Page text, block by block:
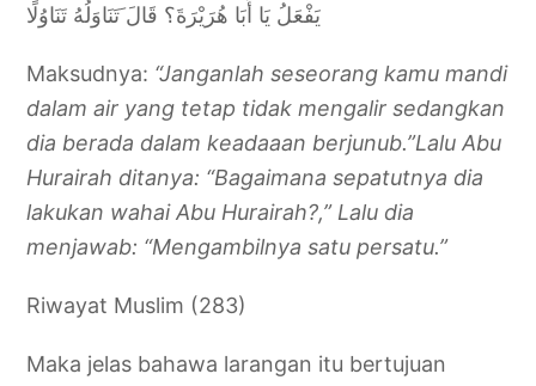
يَفْعَلُ يَا أَبَا هُرَيْرَةَ؟ قَالَ َتَنَاوَلُهُ تَنَاوُلًا
Maksudnya: “Janganlah seseorang kamu mandi
dalam air yang tetap tidak mengalir sedangkan
dia berada dalam keadaaan berjunub.”Lalu Abu
Hurairah ditanya: “Bagaimana sepatutnya dia
lakukan wahai Abu Hurairah?,” Lalu dia
menjawab: “Mengambilnya satu persatu.”
Riwayat Muslim (283)
Maka jelas bahawa larangan itu bertujuan